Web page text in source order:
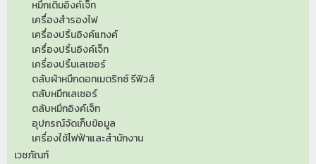
หมึกเติมอิงค์เจ็ท
เครื่องสำรองไฟ
เครื่องปริ้นอิงค์แทงค์
เครื่องปริ้นอิงค์เจ็ท
เครื่องปริ้นเลเซอร์
ตลับผ้าหมึกดอทเมตริกซ์ รีฟิวส์
ตลับหมึกเลเซอร์
ตลับหมึกอิงค์เจ็ท
อุปกรณ์จัดเก็บข้อมูล
เครื่องใช้ไฟฟ้าและสำนักงาน
เวชภัณฑ์